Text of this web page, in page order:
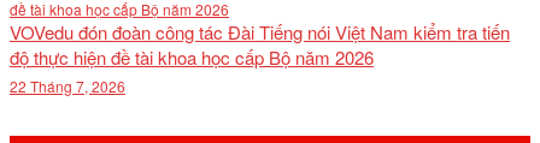
VOVedu đón đoàn công tác Đài Tiếng nói Việt Nam kiểm tra tiến
độ thực hiện đề tài khoa học cấp Bộ năm 2026
22 Tháng 7, 2026